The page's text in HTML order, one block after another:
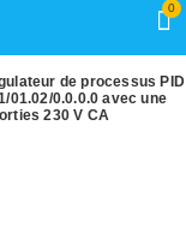
0
de processus PID
01.02/0.0.0.0 avec une
230 V CA